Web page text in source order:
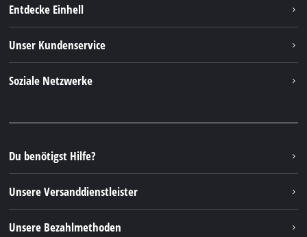
Entdecke Einhell
Nachhaltigkeit
Unser Kundenservice
FAQs
Rücksendungen / Widerruf
Verpackungsrichtlinien
Hinweise zur Batterieentsorgung
Soziale Netzwerke
Instagram
TikTok
Pinterest
Linkedin
Du benötigst Hilfe?
Unsere Versanddienstleister
Unsere Bezahlmethoden